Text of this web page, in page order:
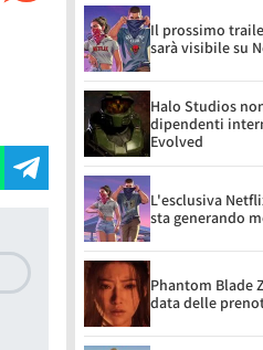
Il prossimo
sarà visibile su
Halo Studios
dipendenti
Evolved
L'esclusiva
sta generando
Phantom Blade
data delle